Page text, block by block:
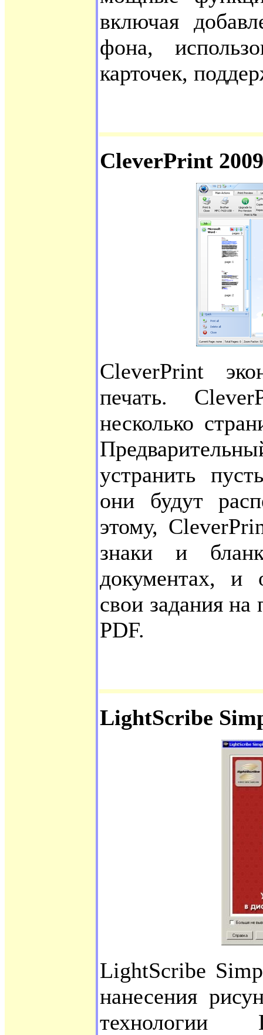
включая
фона,
карточек,
CleverPrint 2009
CleverPrint
печать.
несколько
устранить
они будут
этому,
знаки и
документах, и
свои задания на
PDF.
LightScribe
LightScribe
нанесения
технологии